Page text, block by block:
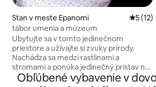
Stan v meste Epanomi
5 (12)
tábor umenia a múzeum
Ubytujte sa v tomto jedinečnom
priestore a užívajte si zvuky prírody.
Nachádza sa medzi rastlinami a
stromami a ponúka jedinečný prístav na
odpočinok a pokoj. Stany v záhrade
Obľúbené vybavenie v